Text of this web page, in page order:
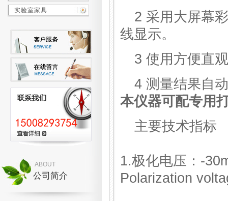
实验室家具
公司简介
ABOUT
2 采用大屏幕
线显示。
3 使用方便直
4 测量结果自
本仪器可配专用
主要技术指标
1.极化电压：-
Polarization